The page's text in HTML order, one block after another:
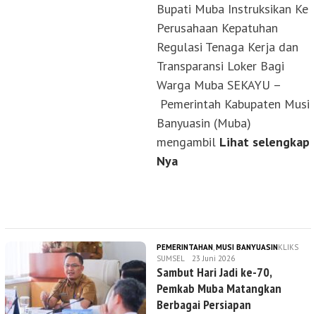
Bupati Muba Instruksikan Ke
Perusahaan Kepatuhan
Regulasi Tenaga Kerja dan
Transparansi Loker Bagi
Warga Muba SEKAYU –
Pemerintah Kabupaten Musi
Banyuasin (Muba)
mengambil Lihat selengkap
Nya
PEMERINTAHAN,MUSI BANYUASINKLIKS
SUMSEL
23 Juni 2026
Sambut Hari Jadi ke-70,
Pemkab Muba Matangkan
Berbagai Persiapan